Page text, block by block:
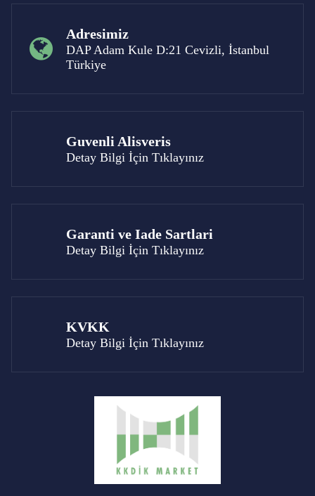
Adresimiz
DAP Adam Kule D:21 Cevizli, İstanbul
Türkiye
Guvenli Alisveris
Detay Bilgi İçin Tıklayınız
Garanti ve Iade Sartlari
Detay Bilgi İçin Tıklayınız
KVKK
Detay Bilgi İçin Tıklayınız